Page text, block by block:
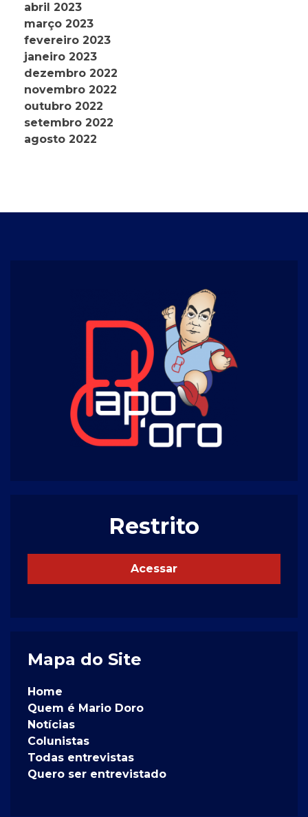
abril 2023
março 2023
fevereiro 2023
janeiro 2023
dezembro 2022
novembro 2022
outubro 2022
setembro 2022
agosto 2022
Restrito
Acessar
Mapa do Site
Home
Quem é Mario Doro
Notícias
Colunistas
Todas entrevistas
Quero ser entrevistado